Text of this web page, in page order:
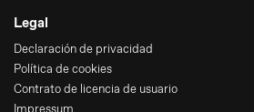
Legal
Declaración de privacidad
Política de cookies
Contrato de licencia de usuario